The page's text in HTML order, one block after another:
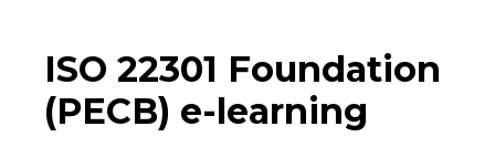
ISO 22301 Foundation
(PECB) e-learning